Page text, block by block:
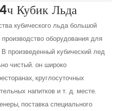
Кубик Льда
кубического льда большой
оборудования для
произведенный кубический лед
чистый. он широко
круглосуточных
напитков и т. д. месте.
поставка специального